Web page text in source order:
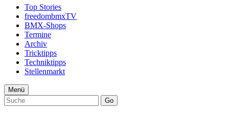
Top Stories
freedombmxTV
BMX-Shops
Termine
Archiv
Tricktipps
Techniktipps
Stellenmarkt
Menü
Go